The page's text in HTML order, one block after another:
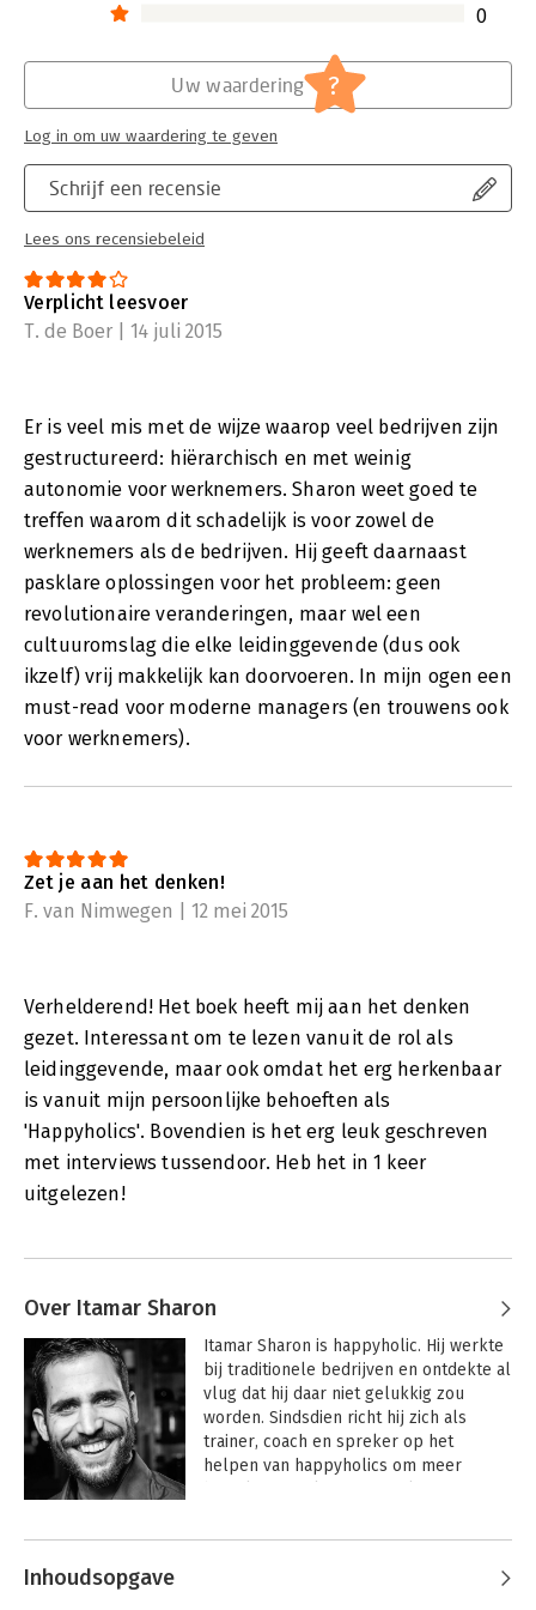
0
Schrijf een recensie
Lees ons recensiebeleid
Uw waardering ?
Log in om uw waardering te geven
Verplicht leesvoer
T. de Boer | 14 juli 2015
Er is veel mis met de wijze waarop veel bedrijven zijn
gestructureerd: hiërarchisch en met weinig
autonomie voor werknemers. Sharon weet goed te
treffen waarom dit schadelijk is voor zowel de
werknemers als de bedrijven. Hij geeft daarnaast
pasklare oplossingen voor het probleem: geen
revolutionaire veranderingen, maar wel een
cultuuromslag die elke leidinggevende (dus ook
ikzelf) vrij makkelijk kan doorvoeren. In mijn ogen een
must-read voor moderne managers (en trouwens ook
voor werknemers).
Zet je aan het denken!
F. van Nimwegen | 12 mei 2015
Verhelderend! Het boek heeft mij aan het denken
gezet. Interessant om te lezen vanuit de rol als
leidinggevende, maar ook omdat het erg herkenbaar
is vanuit mijn persoonlijke behoeften als
'Happyholics'. Bovendien is het erg leuk geschreven
met interviews tussendoor. Heb het in 1 keer
uitgelezen!
Over Itamar Sharon
Itamar Sharon is happyholic. Hij werkte
bij traditionele bedrijven en ontdekte al
vlug dat hij daar niet gelukkig zou
worden. Sindsdien richt hij zich als
trainer, coach en spreker op het
helpen van happyholics om meer
werkend leven voor iedereen.
Inhoudsopgave